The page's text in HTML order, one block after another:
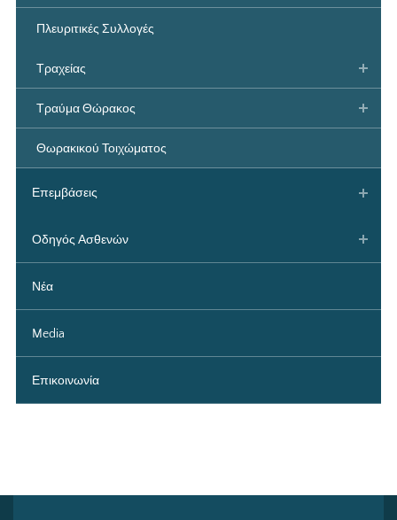
Πλευριτικές Συλλογές
Τραχείας
Τραύμα Θώρακος
Θωρακικού Τοιχώματος
Επεμβάσεις
Οδηγός Ασθενών
Νέα
Media
Επικοινωνία